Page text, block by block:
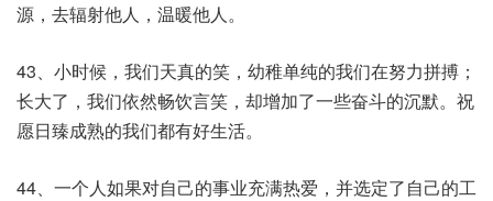
源，去辐射他人，温暖他人。
43、小时候，我们天真的笑，幼稚单纯的我们在努力拼搏；
长大了，我们依然畅饮言笑，却增加了一些奋斗的沉默。祝
愿日臻成熟的我们都有好生活。
44、一个人如果对自己的事业充满热爱，并选定了自己的工